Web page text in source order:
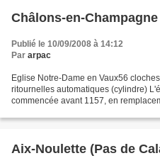
Châlons-en-Champagne
Publié le 10/09/2008 à 14:12
Par arpac
Eglise Notre-Dame en Vaux56
ritournelles automatiques (cylindre)
commencée avant 1157, en
Aix-Noulette (Pas de